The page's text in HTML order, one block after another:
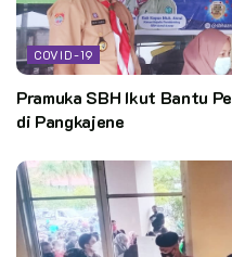
COVID-19
Pramuka SBH Ikut Bantu
di Pangkajene